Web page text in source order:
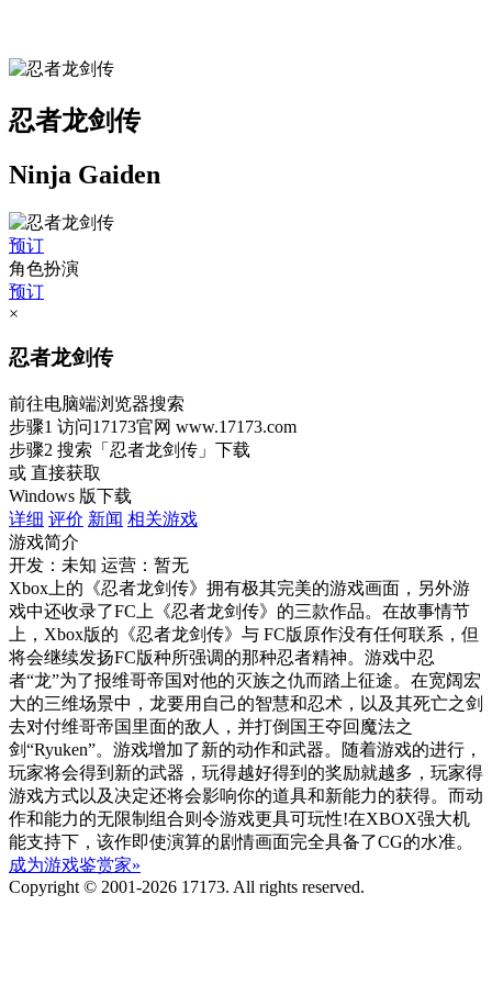
忍者龙剑传
Ninja Gaiden
预订
角色扮演
预订
×
忍者龙剑传
前往电脑端浏览器搜索
步骤1 访问17173官网 www.17173.com
步骤2 搜索 「忍者龙剑传」 下载
或 直接获取
Windows 版下载
详细 评价 新闻 相关游戏
游戏简介
开发：未知 运营：暂无
Xbox上的《忍者龙剑传》拥有极其完美的游戏画面，另外游
戏中还收录了FC上《忍者龙剑传》的三款作品。在故事情节
上，Xbox版的《忍者龙剑传》与 FC版原作没有任何联系，但
将会继续发扬FC版种所强调的那种忍者精神。游戏中忍
者“龙”为了报维哥帝国对他的灭族之仇而踏上征途。在宽阔宏
大的三维场景中，龙要用自己的智慧和忍术，以及其死亡之剑
去对付维哥帝国里面的敌人，并打倒国王夺回魔法之
剑“Ryuken”。游戏增加了新的动作和武器。随着游戏的进行，
玩家将会得到新的武器，玩得越好得到的奖励就越多，玩家得
游戏方式以及决定还将会影响你的道具和新能力的获得。而动
作和能力的无限制组合则令游戏更具可玩性!在XBOX强大机
能支持下，该作即使演算的剧情画面完全具备了CG的水准。
成为游戏鉴赏家»
Copyright © 2001-2026 17173. All rights reserved.